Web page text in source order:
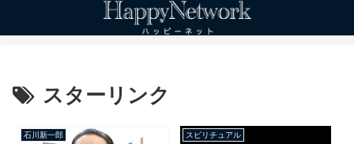
スターリンク
石川新一郎 スピリチュアル